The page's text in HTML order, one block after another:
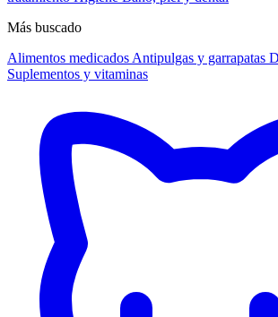
Más buscado
Alimentos medicados Antipulgas y garrapatas
Suplementos y vitaminas